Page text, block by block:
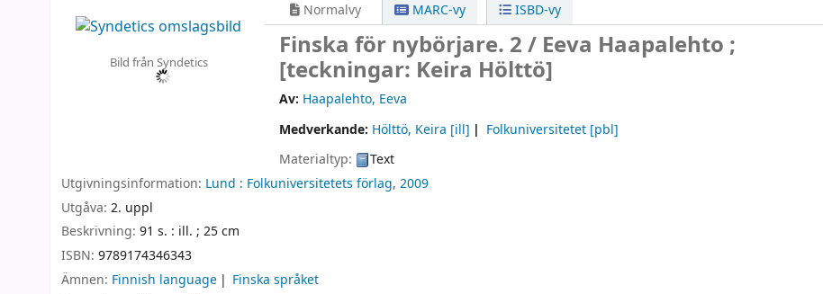
Bild från Syndetics
Normalvy MARC-vy ISBD-vy
Finska för nybörjare. 2 / Eeva Haapalehto ;
[teckningar: Keira Hölttö]
Av: Haapalehto, Eeva
Medverkande: Hölttö, Keira [ill] Folkuniversitetet[pbl]
Materialtyp:
Text
Utgivningsinformation: Lund : Folkuniversitetets förlag, 2009
Utgåva: 2. uppl
Beskrivning: 91 s. : ill. ; 25 cm
ISBN: 9789174346343
Ämnen: Finnish language
Finska språket